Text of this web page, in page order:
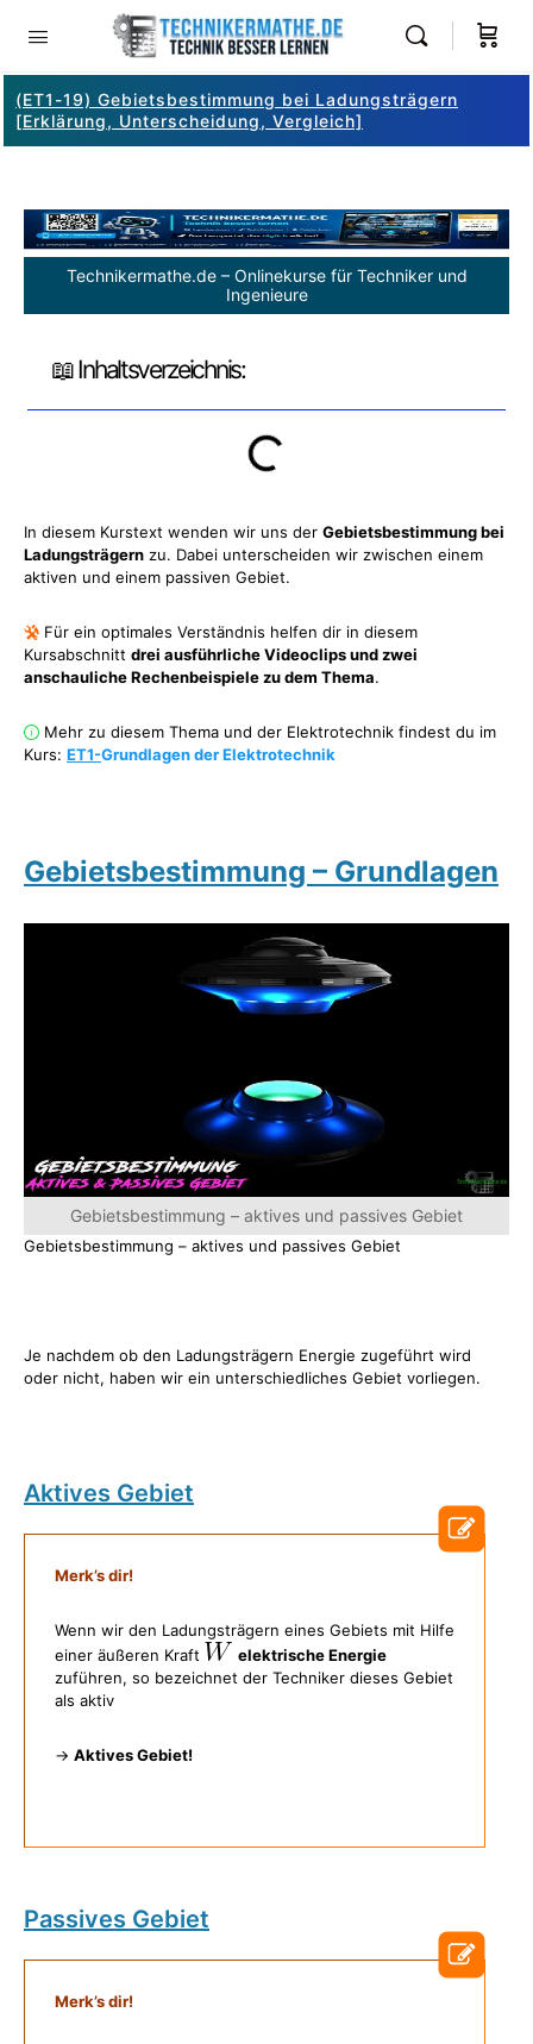
(ET1-19) Gebietsbestimmung bei Ladungsträgern
[Erklärung, Unterscheidung, Vergleich]
Technikermathe.de – Onlinekurse für Techniker und
Ingenieure
📖 Inhaltsverzeichnis:
In diesem Kurstext wenden wir uns der Gebietsbestimmung bei
Ladungsträgern zu. Dabei unterscheiden wir zwischen einem
aktiven und einem passiven Gebiet.
Für ein optimales Verständnis helfen dir in diesem
Kursabschnitt drei ausführliche Videoclips und zwei
anschauliche Rechenbeispiele zu dem Thema.
Mehr zu diesem Thema und der Elektrotechnik findest du im
Kurs: ET1-Grundlagen der Elektrotechnik
Gebietsbestimmung – Grundlagen
Gebietsbestimmung – aktives und passives Gebiet
Gebietsbestimmung – aktives und passives Gebiet
Je nachdem ob den Ladungsträgern Energie zugeführt wird
oder nicht, haben wir ein unterschiedliches Gebiet vorliegen.
Aktives Gebiet
Merk’s dir!
Wenn wir den Ladungsträgern eines Gebiets mit Hilfe
einer äußeren Kraft
elektrische Energie
zuführen, so bezeichnet der Techniker dieses Gebiet
als aktiv
→ Aktives Gebiet!
Passives Gebiet
Merk’s dir!